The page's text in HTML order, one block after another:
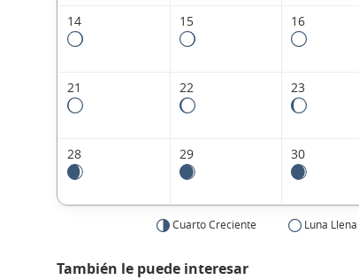
14 15 16
21 22 23
28 29 30
Cuarto Creciente Luna Llena
También le puede interesar